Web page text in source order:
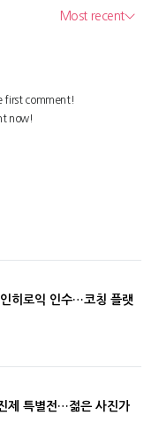
히로익 인수…코칭 플랫
제 특별전…젊은 사진가